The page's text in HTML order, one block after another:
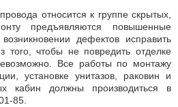
относится к группе скрытых,
предъявляются повышенные
дефектов исправить
того, чтобы не повредить отделке
Все работы по монтажу
установке унитазов, раковин и
кабин должны производиться в
85.